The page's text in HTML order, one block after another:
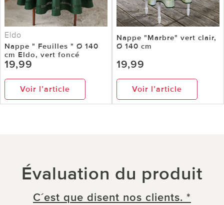
Eldo
Nappe " Feuilles " Ø 140
cm Eldo, vert foncé
19,99
Voir l’article
Nappe "Marbre" vert clair,
Ø 140 cm
19,99
Voir l’article
Évaluation du produit
C´est que disent nos clients. *